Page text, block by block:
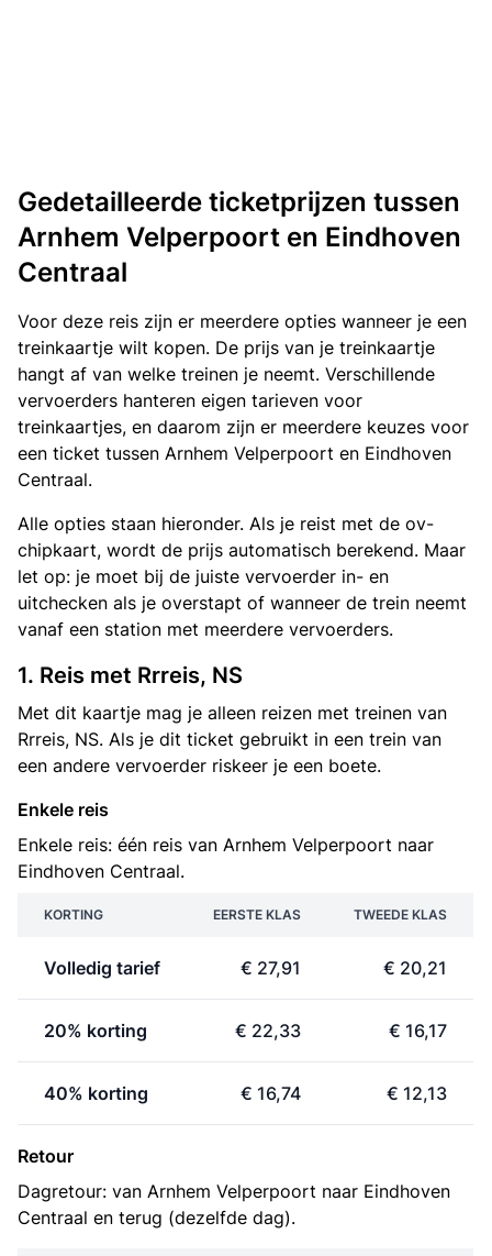
Gedetailleerde ticketprijzen tussen
Arnhem Velperpoort en Eindhoven
Centraal
Voor deze reis zijn er meerdere opties wanneer je een
treinkaartje wilt kopen. De prijs van je treinkaartje
hangt af van welke treinen je neemt. Verschillende
vervoerders hanteren eigen tarieven voor
treinkaartjes, en daarom zijn er meerdere keuzes voor
een ticket tussen Arnhem Velperpoort en Eindhoven
Centraal.
Alle opties staan hieronder. Als je reist met de ov-
chipkaart, wordt de prijs automatisch berekend. Maar
let op: je moet bij de juiste vervoerder in- en
uitchecken als je overstapt of wanneer de trein neemt
vanaf een station met meerdere vervoerders.
1. Reis met Rrreis, NS
Met dit kaartje mag je alleen reizen met treinen van
Rrreis, NS. Als je dit ticket gebruikt in een trein van
een andere vervoerder riskeer je een boete.
Enkele reis
Enkele reis: één reis van Arnhem Velperpoort naar
Eindhoven Centraal.
KORTING EERSTE KLAS TWEEDE KLAS
Volledig tarief € 27,91 € 20,21
20% korting € 22,33 € 16,17
40% korting € 16,74 € 12,13
Retour
Dagretour: van Arnhem Velperpoort naar Eindhoven
Centraal en terug (dezelfde dag).